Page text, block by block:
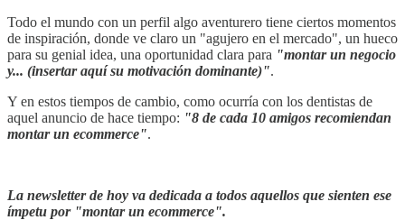
Todo el mundo con un perfil algo aventurero tiene ciertos momentos
de inspiración, donde ve claro un "agujero en el mercado", un hueco
para su genial idea, una oportunidad clara para "montar un negocio
y... (insertar aquí su motivación dominante)".
Y en estos tiempos de cambio, como ocurría con los dentistas de
aquel anuncio de hace tiempo: "8 de cada 10 amigos recomiendan
montar un ecommerce".
La newsletter de hoy va dedicada a todos aquellos que sienten ese
ímpetu por "montar un ecommerce".